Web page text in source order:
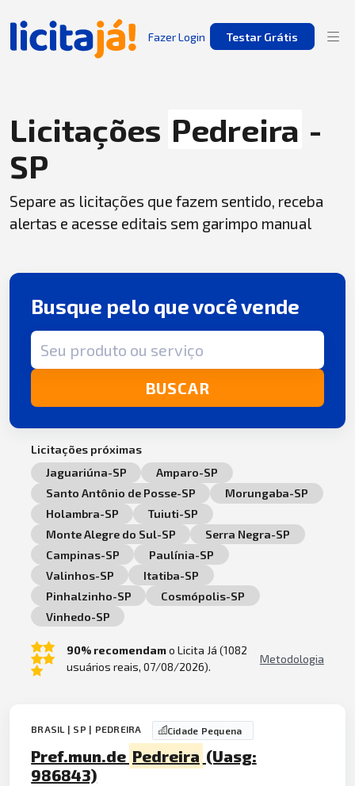
Fazer Login Testar Grátis
Licitações Pedreira -
SP
Separe as licitações que fazem sentido, receba
alertas e acesse editais sem garimpo manual
Busque pelo que você vende
Termo de busca
BUSCAR
Licitações próximas
Jaguariúna-SP
Amparo-SP
Santo Antônio de Posse-SP
Morungaba-SP
Holambra-SP
Tuiuti-SP
Monte Alegre do Sul-SP
Serra Negra-SP
Campinas-SP
Paulínia-SP
Valinhos-SP
Itatiba-SP
Pinhalzinho-SP
Cosmópolis-SP
Vinhedo-SP
90% recomendamo Licita Já (1082
usuários reais, 07/08/2026).
Metodologia
BRASIL | SP | PEDREIRA Cidade Pequena
Pref.mun.de Pedreira (Uasg:
986843)